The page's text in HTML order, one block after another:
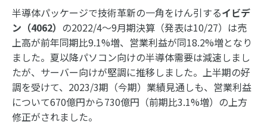
半導体パッケージで技術革新の一角をけん引するイビデ
ン（4062） の2022/4～9月期決算（発表は10/27）は売
上高が前年同期比9.1%増、営業利益が同18.2%増となり
ました。夏以降パソコン向けの半導体需要は減速しまし
たが、サーバー向けが堅調に推移しました。上半期の好
調を受けて、2023/3期（今期）業績見通しも、営業利益
について670億円から730億円（前期比3.1%増）の上方
修正がされました。